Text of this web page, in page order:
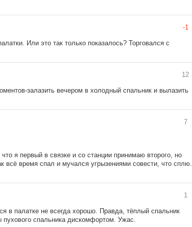
-1
Или это так только показалось? Торговался с
12
залазить вечером в холодный спальник и вылазить
7
я первый в связке и со станции принимаю второго, но
всё время спал и мучался угрызениями совести, что сплю.
1
в палатке не всегда хорошо. Правда, тёплый спальник
пухового спальника дискомфортом. Ужас.